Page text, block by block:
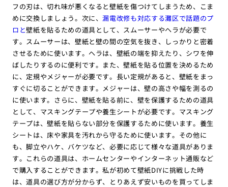
フの刃は、切れ味が悪くなると壁紙を傷つけてしまうため、こま
めに交換しましょう。次に、漏電改修も対応する灘区で話題のプ
ロと壁紙を貼るための道具として、スムーサーやヘラが必要で
す。スムーサーは、壁紙と壁の間の空気を抜き、しっかりと密着
させるために使います。ヘラは、壁紙の端を抑えたり、シワを伸
ばしたりするのに便利です。また、壁紙を貼る位置を決めるため
に、定規やメジャーが必要です。長い定規があると、壁紙をまっ
すぐに切ることができます。メジャーは、壁の高さや幅を測るの
に使います。さらに、壁紙を貼る前に、壁を保護するための道具
として、マスキングテープや養生シートが必要です。マスキング
テープは、壁紙を貼らない部分を保護するために使います。養生
シートは、床や家具を汚れから守るために使います。その他に
も、脚立やハケ、バケツなど、必要に応じて様々な道具がありま
す。これらの道具は、ホームセンターやインターネット通販など
で購入することができます。私が初めて壁紙DIYに挑戦した時
は、道具の選び方が分からず、とりあえず安いものを買ってしま